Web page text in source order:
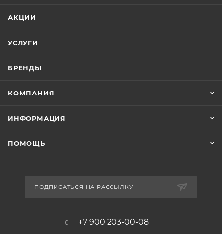
АКЦИИ
УСЛУГИ
БРЕНДЫ
КОМПАНИЯ
ИНФОРМАЦИЯ
ПОМОЩЬ
ПОДПИСАТЬСЯ НА РАССЫЛКУ
+7 900 203-00-08